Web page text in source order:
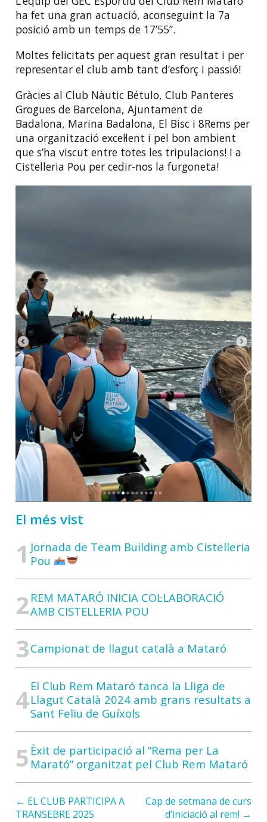
ha fet una gran actuació, aconseguint la 7a
posició amb un temps de 17’55’’.
Moltes felicitats per aquest gran resultat i per
representar el club amb tant d’esforç i passió!
Gràcies al Club Nàutic Bétulo, Club Panteres
Grogues de Barcelona, Ajuntament de
Badalona, Marina Badalona, El Bisc i 8Rems per
una organització excel·lent i pel bon ambient
que s’ha viscut entre totes les tripulacions! I a
Cistelleria Pou per cedir-nos la furgoneta!
El més vist
Jornada de Team Building amb Cistelleria
Pou
REM MATARÓ INICIA COL·LABORACIÓ
AMB CISTELLERIA POU
Campionat de llagut català a Mataró
El Club Rem Mataró tanca la Lliga de
Llagut Català 2024 amb grans resultats a
Sant Feliu de Guíxols
Èxit de participació al “Rema per La
Marató” organitzat pel Club Rem Mataró
← EL CLUB PARTICIPA A
TRANSEBRE 2025
Cap de setmana de curs
d’iniciació al rem! →